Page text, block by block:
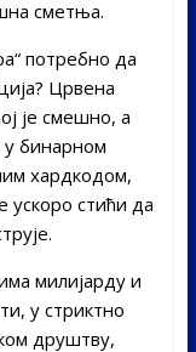
сметња.
потребно да
Црвена
је смешно, а
у бинарном
хардкодом,
ускоро стићи да
милијарду и
у стриктно
друштву,